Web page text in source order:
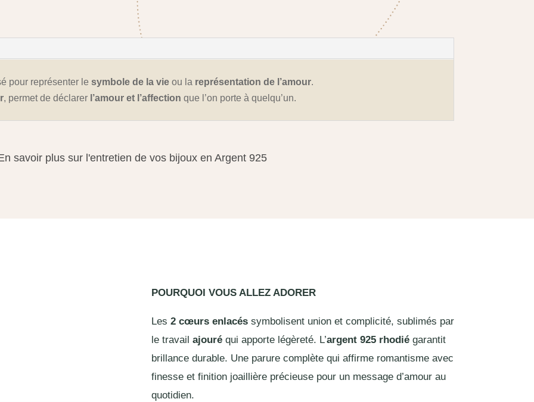
pour représenter lesymbole de la vie ou la représentation de l’amour.
, permet de déclarer l’amour et l’affection que l’on porte à quelqu’un.
savoir plus sur l'entretien de vos bijoux en Argent 925
POURQUOI VOUS ALLEZ ADORER
Les 2 cœurs enlacéssymbolisent union et complicité, sublimés par
le travail ajouréqui apporte légèreté. L’argent 925 rhodiégarantit
brillance durable. Une parure complète qui affirme romantisme avec
finesse et finition joaillière précieuse pour un message d’amour au
quotidien.